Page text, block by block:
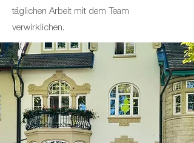
täglichen Arbeit mit dem Team
verwirklichen.